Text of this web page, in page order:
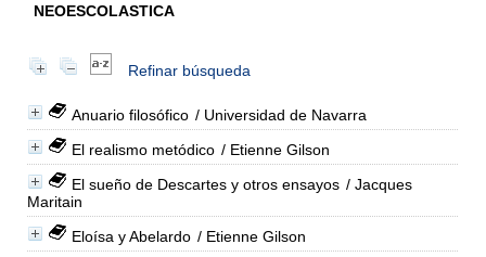
NEOESCOLASTICA
Refinar búsqueda
Anuario filosófico / Universidad de Navarra
El realismo metódico / Etienne Gilson
El sueño de Descartes y otros ensayos / Jacques
Maritain
Eloísa y Abelardo / Etienne Gilson